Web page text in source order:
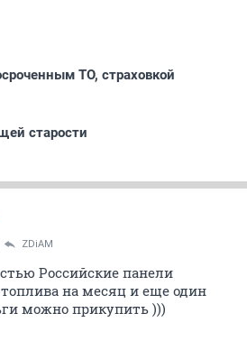
ТО, страховкой
старости
ZDiAM
Российские панели
топлива на месяц и еще один
можно прикупить )))